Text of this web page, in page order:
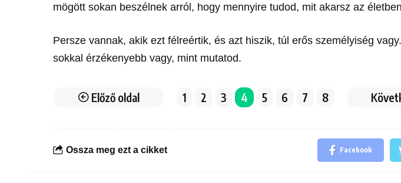
mögött sokan beszélnek arról, hogy mennyire tudod, mit akarsz az
Persze vannak, akik ezt félreértik, és azt hiszik, túl erős személyiség
sokkal érzékenyebb vagy, mint mutatod.
Előző oldal 1 2 3 4 5 6 7 8
Ossza meg ezt a cikket Facebook